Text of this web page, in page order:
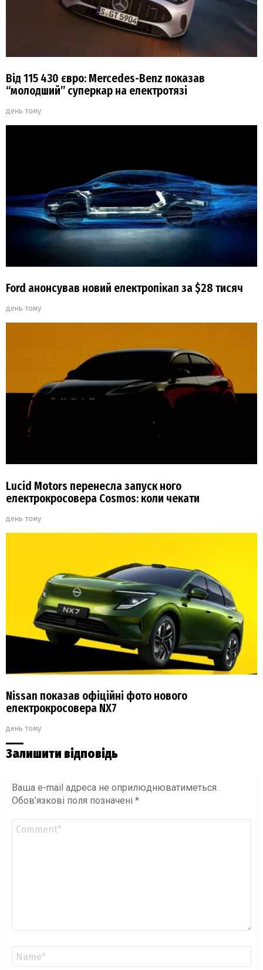
Від 115 430 євро: Mercedes-Benz показав
“молодший” суперкар на електротязі
день тому
Ford анонсував новий електропікап за $28 тисяч
день тому
Lucid Motors перенесла запуск ного
електрокросовера Cosmos: коли чекати
день тому
Nissan показав офіційні фото нового
електрокросовера NX7
день тому
Залишити відповідь
Ваша e-mail адреса не оприлюднюватиметься.
Обов’язкові поля позначені *
Коментар